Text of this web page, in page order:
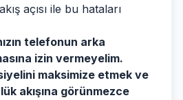
açısı ile bu hataları
telefonun arka
izin vermeyelim.
maksimize etmek ve
akışına görünmezce